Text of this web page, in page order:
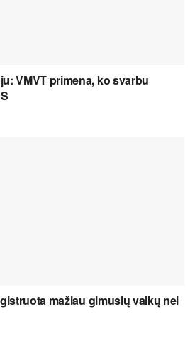
VMVT primena, ko svarbu
mažiau gimusių vaikų nei